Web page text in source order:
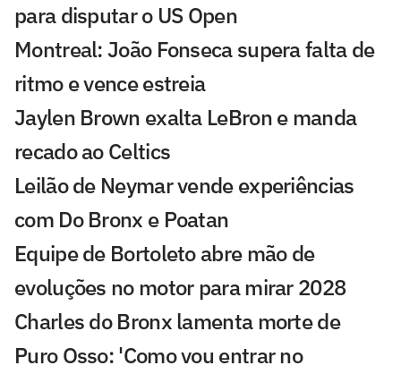
para disputar o US Open
Montreal: João Fonseca supera falta de
ritmo e vence estreia
Jaylen Brown exalta LeBron e manda
recado ao Celtics
Leilão de Neymar vende experiências
com Do Bronx e Poatan
Equipe de Bortoleto abre mão de
evoluções no motor para mirar 2028
Charles do Bronx lamenta morte de
Puro Osso: 'Como vou entrar no